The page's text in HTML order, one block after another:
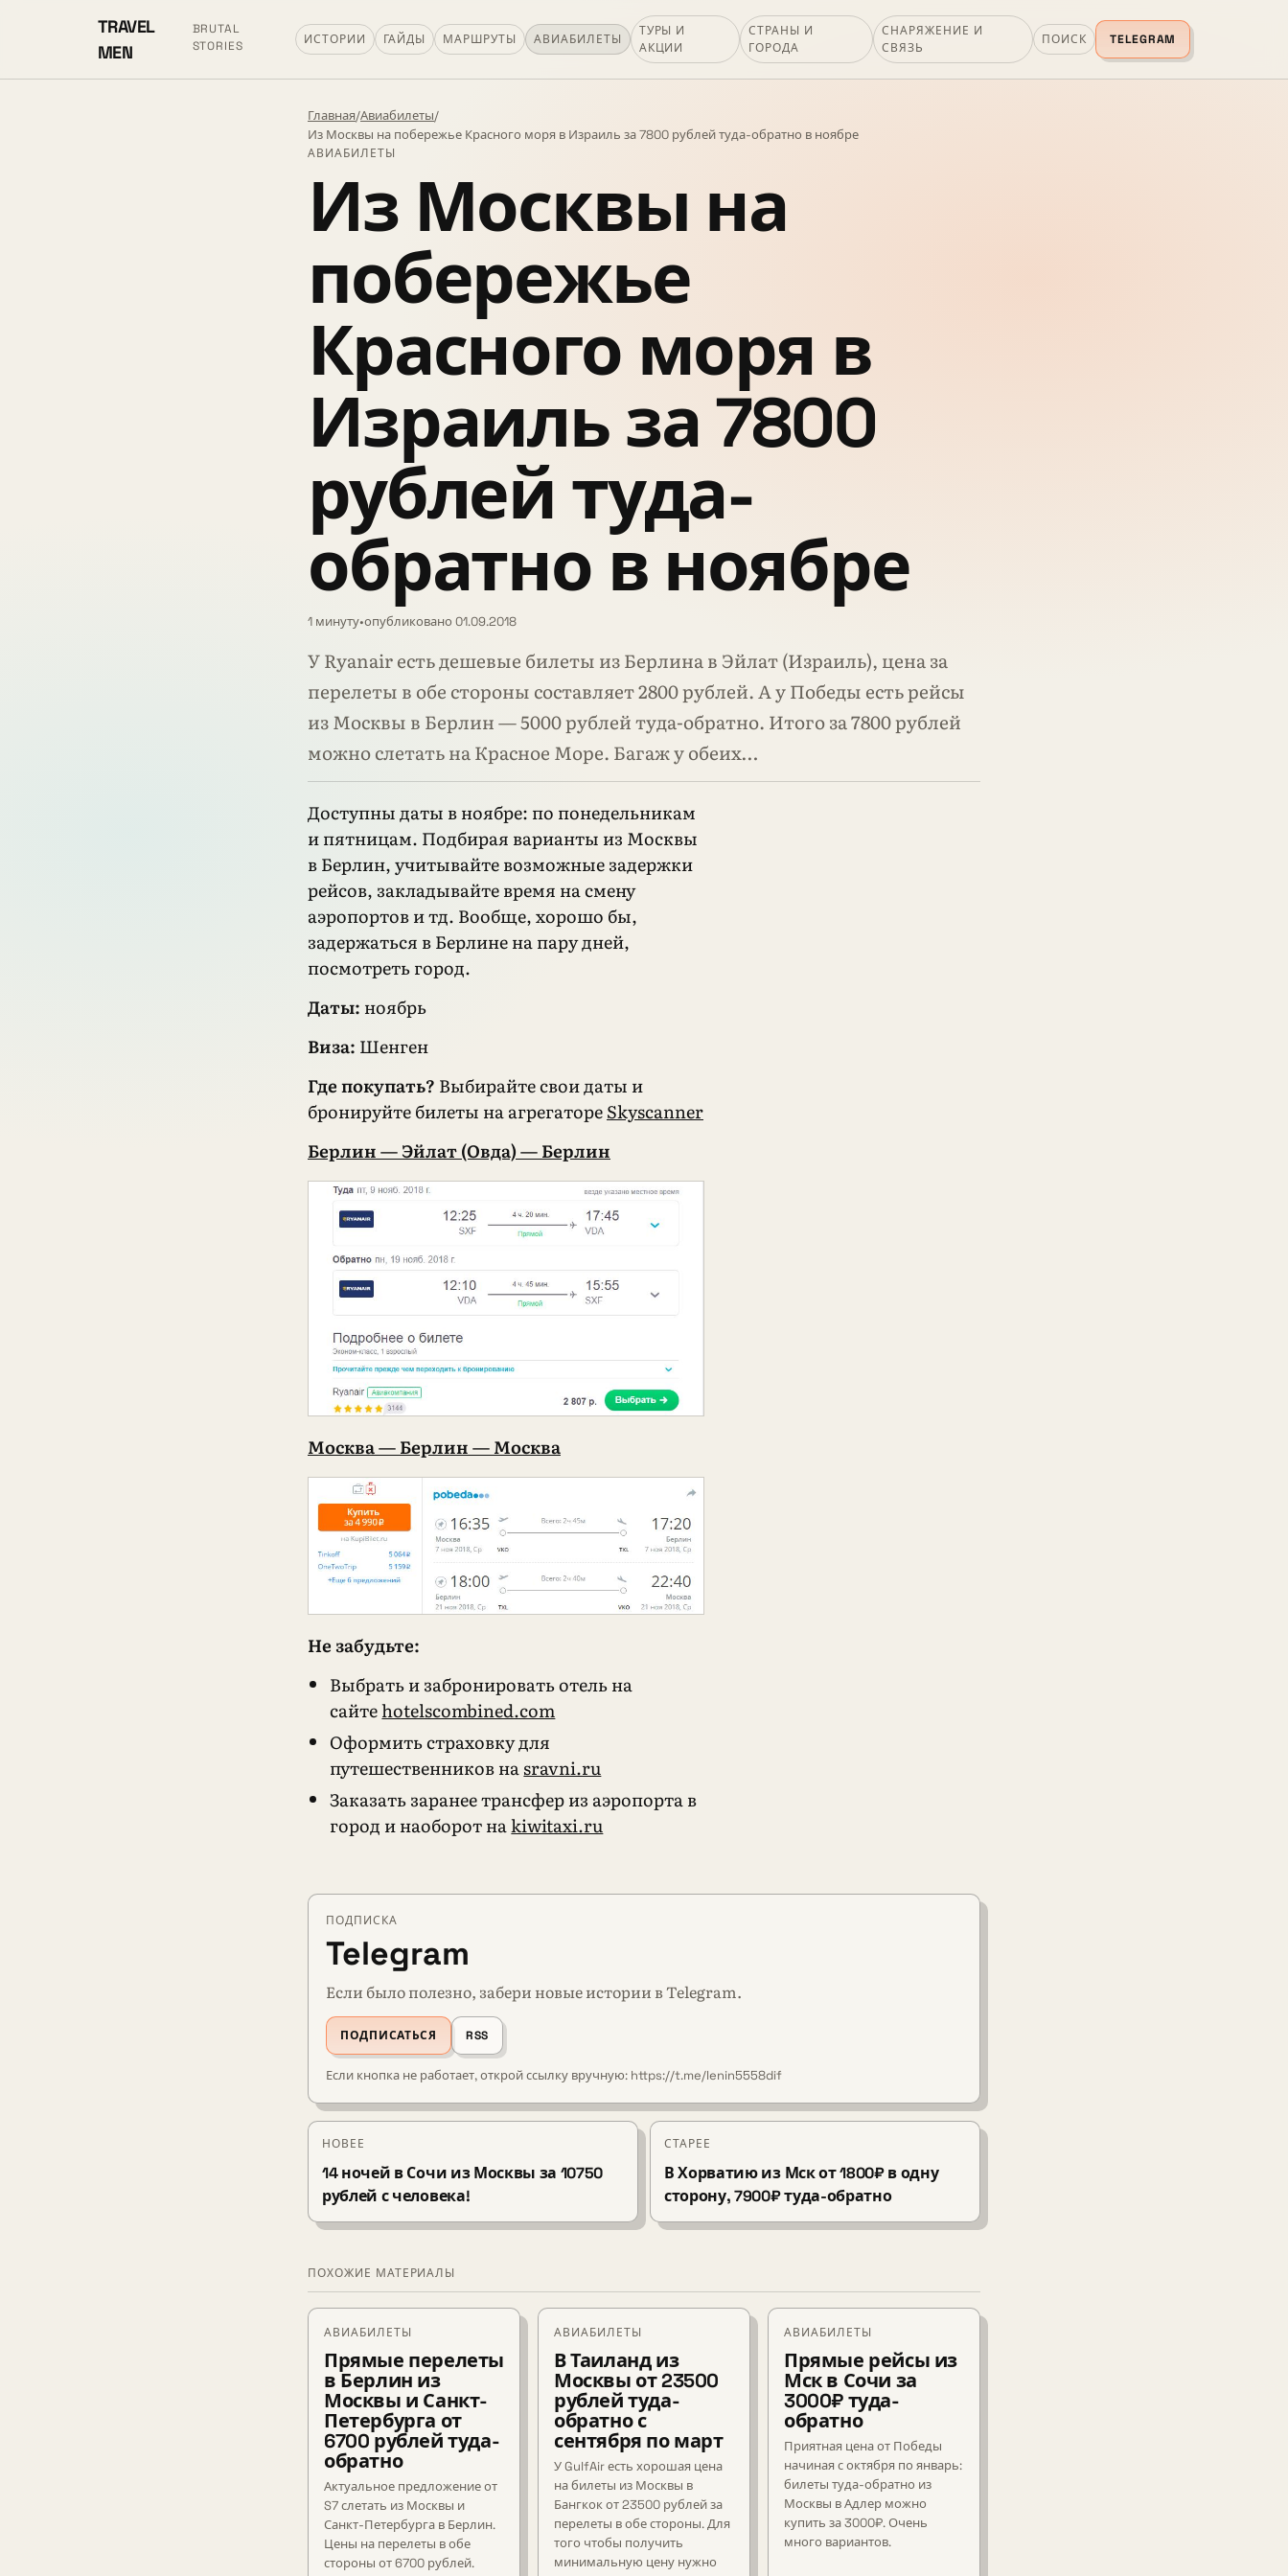
TRAVEL
MEN
BRUTAL
STORIES
ИСТОРИИ ГАЙДЫ МАРШРУТЫ АВИАБИЛЕТЫ
ТУРЫ И
АКЦИИ
СТРАНЫ И
ГОРОДА
СНАРЯЖЕНИЕ И
СВЯЗЬ
ПОИСК TELEGRAM
Главная/Авиабилеты/
Из Москвы на побережье Красного моря в Израиль за 7800 рублей туда-обратно в ноябре
АВИАБИЛЕТЫ
Из Москвы на
побережье
Красного моря в
Израиль за 7800
рублей туда-
обратно в ноябре
1 минуту•опубликовано 01.09.2018
У Ryanair есть дешевые билеты из Берлина в Эйлат (Израиль), цена за
перелеты в обе стороны составляет 2800 рублей. А у Победы есть рейсы
из Москвы в Берлин — 5000 рублей туда-обратно. Итого за 7800 рублей
можно слетать на Красное Море. Багаж у обеих…
Доступны даты в ноябре: по понедельникам
и пятницам. Подбирая варианты из Москвы
в Берлин, учитывайте возможные задержки
рейсов, закладывайте время на смену
аэропортов и тд. Вообще, хорошо бы,
задержаться в Берлине на пару дней,
посмотреть город.
Даты: ноябрь
Виза: Шенген
Где покупать? Выбирайте свои даты и
бронируйте билеты на агрегатореSkyscanner
Берлин — Эйлат (Овда) — Берлин
Москва — Берлин — Москва
Не забудьте:
Выбрать и забронировать отель на
сайтеhotelscombined.com
Оформить страховку для
путешественников наsravni.ru
Заказать заранее трансфер из аэропорта в
город и наоборот наkiwitaxi.ru
ПОДПИСКА
Telegram
Если было полезно, забери новые истории в Telegram.
ПОДПИСАТЬСЯ RSS
Если кнопка не работает, открой ссылку вручную: https://t.me/lenin5558dif
НОВЕЕ
14 ночей в Сочи из Москвы за 10750
рублей с человека!
СТАРЕЕ
В Хорватию из Мск от 1800₽ в одну
сторону, 7900₽ туда-обратно
ПОХОЖИЕ МАТЕРИАЛЫ
АВИАБИЛЕТЫ
Прямые перелеты
в Берлин из
Москвы и Санкт-
Петербурга от
6700 рублей туда-
обратно
Актуальное предложение от
S7 слетать из Москвы и
Санкт-Петербурга в Берлин.
Цены на перелеты в обе
стороны от 6700 рублей.
АВИАБИЛЕТЫ
В Таиланд из
Москвы от 23500
рублей туда-
обратно с
сентября по март
У GulfAir есть хорошая цена
на билеты из Москвы в
Бангкок от 23500 рублей за
перелеты в обе стороны. Для
того чтобы получить
минимальную цену нужно
АВИАБИЛЕТЫ
Прямые рейсы из
Мск в Сочи за
3000₽ туда-
обратно
Приятная цена от Победы
начиная с октября по январь:
билеты туда-обратно из
Москвы в Адлер можно
купить за 3000₽. Очень
много вариантов.